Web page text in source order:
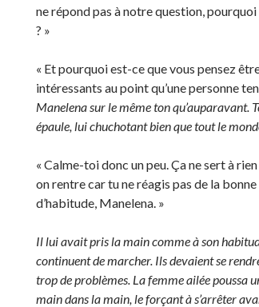
ne répond pas à notre question,
? »
« Et pourquoi est-ce que vous pensez
intéressants au point qu’une personne
Manelena sur le même ton qu’auparavant.
épaule, lui chuchotant bien que tout le
« Calme-toi donc un peu. Ça ne sert à
on rentre car tu ne réagis pas de la
d’habitude, Manelena. »
Il lui avait pris la main comme à son
continuent de marcher. Ils devaient se
trop de problèmes. La femme ailée poussa
main dans la main, le forçant à s’arrêter